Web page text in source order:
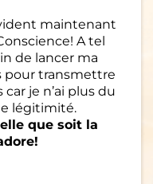
maintenant
A tel
de lancer ma
pour transmettre
je n’ai plus du
légitimité.
que soit la